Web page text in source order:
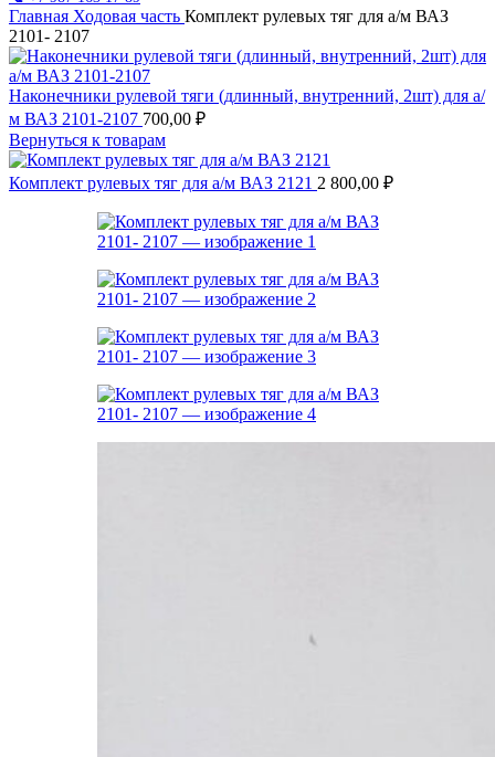
Главная Ходовая часть Комплект рулевых тяг для а/м ВАЗ
2101- 2107
Наконечники рулевой тяги (длинный, внутренний, 2шт) для а/
м ВАЗ 2101-2107 700,00 ₽
Вернуться к товарам
Комплект рулевых тяг для а/м ВАЗ 2121 2 800,00 ₽